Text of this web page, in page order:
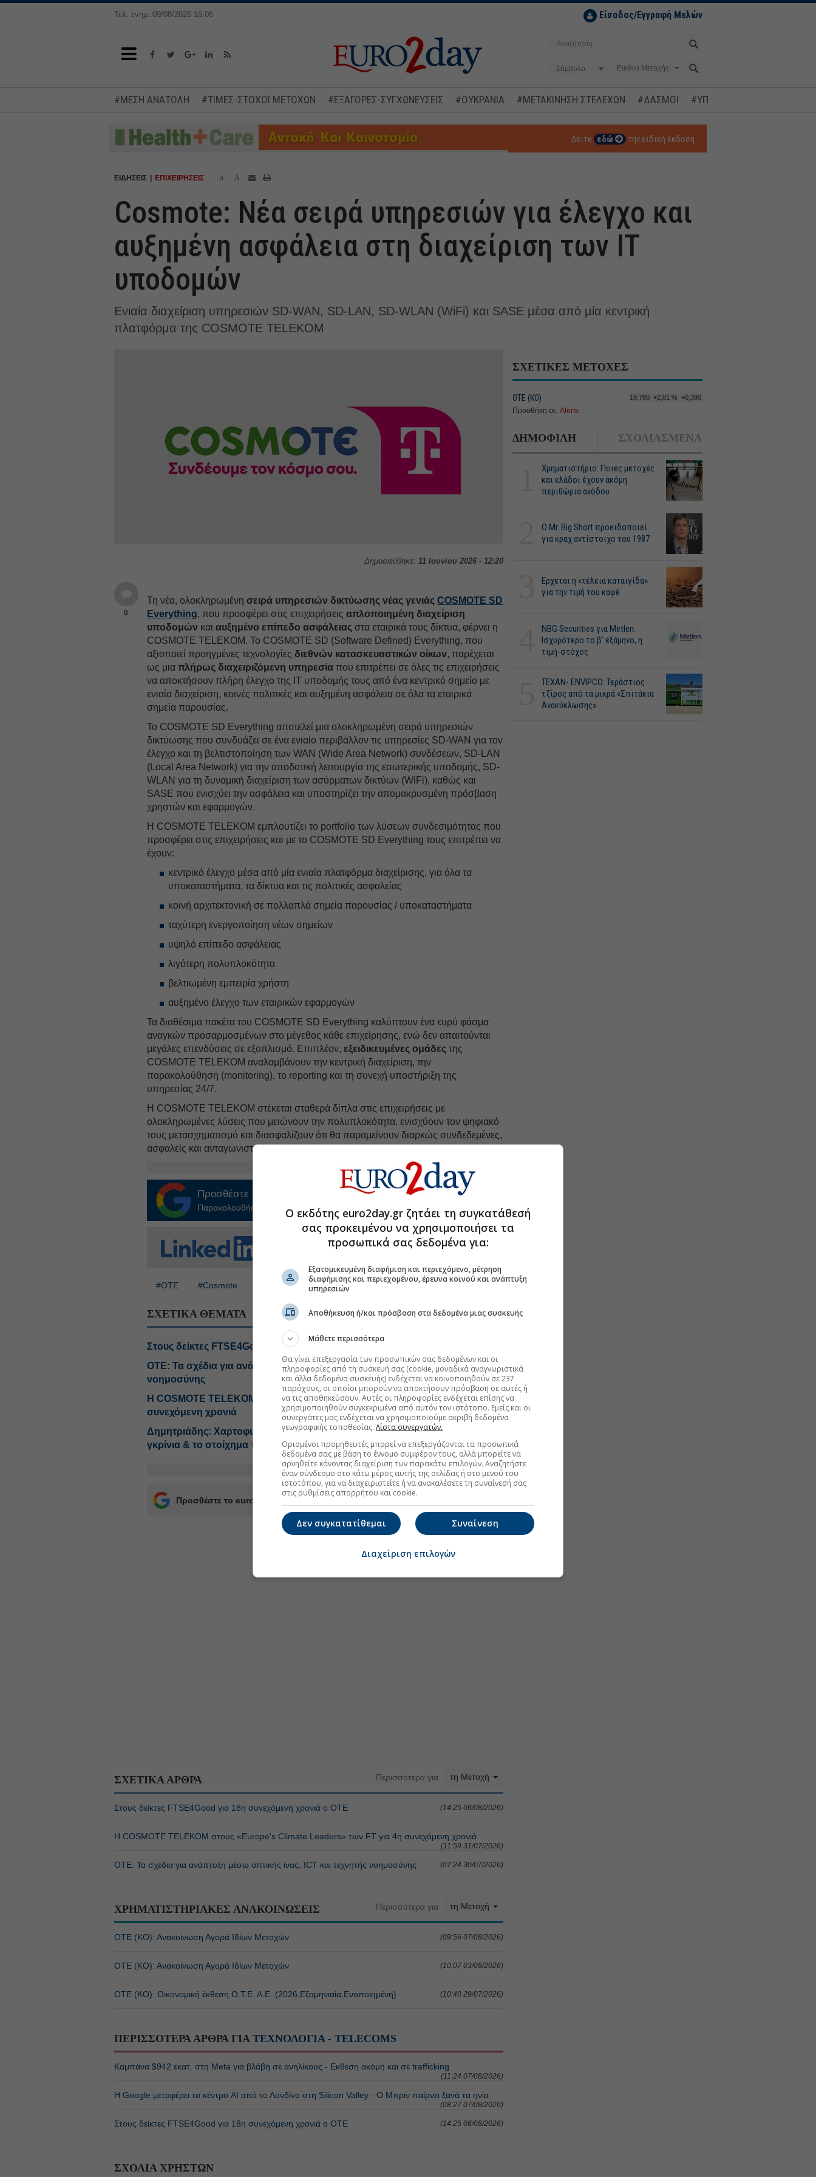
Τελ. ενημ.:09/08/2026 16:06 Είσοδος/Εγγραφή Μελών
Σύμβολο
#ΜΕΣΗ ΑΝΑΤΟΛΗ #ΤΙΜΕΣ-ΣΤΟΧΟΙ ΜΕΤΟΧΩΝ #ΕΞΑΓΟΡΕΣ-ΣΥΓΧΩΝΕΥΣΕΙΣ #ΟΥΚΡΑΝΙΑ #ΜΕΤΑΚΙΝΗΣΗ ΣΤΕΛΕΧΩΝ #ΔΑΣΜΟΙ #ΥΠΟΚΛΟΠΕΣ
Δείτε εδώ την ειδική έκδοση
ΕΙΔΗΣΕΙΣ ΕΠΙΧΕΙΡΗΣΕΙΣ a A
Cosmote: Νέα σειρά υπηρεσιών για έλεγχο και
αυξημένη ασφάλεια στη διαχείριση των ΙΤ
υποδομών
Ενιαία διαχείριση υπηρεσιών SD-WAN, SD-LAN, SD-WLAN (WiFi) και SASE μέσα από μία κεντρική
πλατφόρμα της COSMOTE TELEKOM
Δημοσιεύθηκε: 11 Ιουνίου 2026 - 12:20
0
Τη νέα, ολοκληρωμένησειρά υπηρεσιών δικτύωσης νέας γενιάς COSMOTE SD
Everything, που προσφέρει στις επιχειρήσειςαπλοποιημένη διαχείριση
υποδομών και αυξημένο επίπεδο ασφάλειαςστα εταιρικά τους δίκτυα, φέρνει η
COSMOTE TELEKOM. Το COSMOTE SD (Software Defined) Everything, που
αξιοποιεί προηγμένες τεχνολογίες διεθνών κατασκευαστικών οίκων, παρέχεται
ως μιαπλήρως διαχειριζόμενη υπηρεσίαπου επιτρέπει σε όλες τις επιχειρήσεις
να αποκτήσουν πλήρη έλεγχο της IT υποδομής τους από ένα κεντρικό σημείο με
ενιαία διαχείριση, κοινές πολιτικές και αυξημένη ασφάλεια σε όλα τα εταιρικά
σημεία παρουσίας.
Το COSMOTE SD Everything αποτελεί μια ολοκληρωμένη σειρά υπηρεσιών
δικτύωσης που συνδυάζει σε ένα ενιαίο περιβάλλον τις υπηρεσίες SD-WAN για τον
έλεγχο και τη βελτιστοποίηση των WAN (Wide Area Network) συνδέσεων, SD-LAN
(Local Area Network) για την αποδοτική λειτουργία της εσωτερικής υποδομής, SD-
WLAN για τη δυναμική διαχείριση των ασύρματων δικτύων (WiFi), καθώς και
SASE που ενισχύει την ασφάλεια και υποστηρίζει την απομακρυσμένη πρόσβαση
χρηστών και εφαρμογών.
Η COSMOTE TELEKOM εμπλουτίζει το portfolio των λύσεων συνδεσιμότητας που
προσφέρει στις επιχειρήσεις και με το COSMOTE SD Everything τους επιτρέπει να
έχουν:
κεντρικό έλεγχο μέσα από μία ενιαία πλατφόρμα διαχείρισης, για όλα τα
υποκαταστήματα, τα δίκτυα και τις πολιτικές ασφαλείας
κοινή αρχιτεκτονική σε πολλαπλά σημεία παρουσίας / υποκαταστήματα
ταχύτερη ενεργοποίηση νέων σημείων
υψηλό επίπεδο ασφάλειας
λιγότερη πολυπλοκότητα
βελτιωμένη εμπειρία χρήστη
αυξημένο έλεγχο των εταιρικών εφαρμογών
Τα διαθέσιμα πακέτα του COSMOTE SD Everything καλύπτουν ένα ευρύ φάσμα
αναγκών προσαρμοσμένων στο μέγεθος κάθε επιχείρησης, ενώ δεν απαιτούνται
μεγάλες επενδύσεις σε εξοπλισμό. Επιπλέον, εξειδικευμένες ομάδεςτης
COSMOTE TELEKOM αναλαμβάνουν την κεντρική διαχείριση, την
παρακολούθηση (monitoring), το reporting και τη συνεχή υποστήριξη της
υπηρεσίας 24/7.
Η COSMOTE TELEKOM στέκεται σταθερά δίπλα στις επιχειρήσεις με
ολοκληρωμένες λύσεις που μειώνουν την πολυπλοκότητα, ενισχύουν τον ψηφιακό
τους μετασχηματισμό και διασφαλίζουν ότι θα παραμείνουν διαρκώς συνδεδεμένες,
ασφαλείς και ανταγωνιστικές.
Προσθέστε το Google Discover!
Παρακολουθήστε τις εξελίξεις με την υπογραφη εγκυρότητας του Euro2day.gr
FOLLOW US
#ΟΤΕ #Cosmote
ΣΧΕΤΙΚΑ ΘΕΜΑΤΑ
Στους δείκτες FTSE4Good για 18η συνεχόμενη χρονιά ο ΟΤΕ
ΟΤΕ: Τα σχέδια για ανάπτυξη μέσω οπτικής ίνας, ICT και τεχνητής
νοημοσύνης
Η COSMOTE TELEKOM στους «Europe's Climate Leaders» των FT για 4η
συνεχόμενη χρονιά
Δημητριάδης: Χαρτοφυλάκιο... αγωγών με απόδοση μηδέν-AKTOR: Η
γκρίνια & το στοίχημα του 1 δισ.-Tips για ΕΤΕ ΕΥΡΩΒ
Προσθέστε το euro2day.gr στο Discover
ΣΧΕΤΙΚΕΣ ΜΕΤΟΧΕΣ
ΟΤΕ (ΚΟ) 19,780 +2,01 % +0,390
Προσθήκη σε: Alerts
ΔΗΜΟΦΙΛΗ ΣΧΟΛΙΑΣΜΕΝΑ
Χρηματιστήριο: Ποιες μετοχές
και κλάδοι έχουν ακόμη
περιθώρια ανόδου
O Mr. Big Short προειδοποιεί
για κραχ αντίστοιχο του 1987
Ερχεται η «τέλεια καταιγίδα»
για την τιμή του καφέ
NBG Securities για Metlen:
Ισχυρότερο το β' εξάμηνο, η
τιμή-στόχος
ΤΕΧΑΝ- ENVIPCO: Τεράστιος
τζίρος από τα μικρά «Σπιτάκια
Ανακύκλωσης»
ΣΧΕΤΙΚΑ ΑΡΘΡΑ Περισσότερα για τη Μετοχή
Στους δείκτες FTSE4Good για 18η συνεχόμενη χρονιά ο ΟΤΕ (14:25 06/08/2026)
Η COSMOTE TELEKOM στους «Europe's Climate Leaders» των FT για 4η συνεχόμενη χρονιά
(11:59 31/07/2026)
ΟΤΕ: Τα σχέδια για ανάπτυξη μέσω οπτικής ίνας, ICT και τεχνητής νοημοσύνης (07:24 30/07/2026)
ΧΡΗΜΑΤΙΣΤΗΡΙΑΚΕΣ ΑΝΑΚΟΙΝΩΣΕΙΣ Περισσότερα για τη Μετοχή
ΟΤΕ (ΚΟ): Ανακοίνωση Αγορά Ιδίων Μετοχών (09:56 07/08/2026)
ΟΤΕ (ΚΟ): Ανακοίνωση Αγορά Ιδίων Μετοχών (10:07 03/08/2026)
ΟΤΕ (ΚΟ): Οικονομική έκθεση Ο.Τ.Ε. Α.Ε. (2026,Εξαμηνιαία,Ενοποιημένη) (10:40 29/07/2026)
ΠΕΡΙΣΣΟΤΕΡΑ ΑΡΘΡΑ ΓΙΑ ΤΕΧΝΟΛΟΓΙΑ - TELECOMS
Καμπάνα $942 εκατ. στη Meta για βλάβη σε ανηλίκους - Εκθεση ακόμη και σε trafficking
(11:24 07/08/2026)
Η Google μεταφέρει το κέντρο AI από το Λονδίνο στη Silicon Valley - Ο Μπριν παίρνει ξανά τα ηνία
(08:27 07/08/2026)
Στους δείκτες FTSE4Good για 18η συνεχόμενη χρονιά ο ΟΤΕ (14:25 06/08/2026)
ΣΧΟΛΙΑ ΧΡΗΣΤΩΝ
Ο εκδότης euro2day.gr ζητάει τη συγκατάθεσή
σας προκειμένου να χρησιμοποιήσει τα
προσωπικά σας δεδομένα για:
Εξατομικευμένη διαφήμιση και περιεχόμενο, μέτρηση
διαφήμισης και περιεχομένου, έρευνα κοινού και ανάπτυξη
υπηρεσιών
Αποθήκευση ή/και πρόσβαση στα δεδομένα μιας συσκευής
Μάθετε περισσότερα
Θα γίνει επεξεργασία των προσωπικών σας δεδομένων και οι
πληροφορίες από τη συσκευή σας (cookie, μοναδικά αναγνωριστικά
και άλλα δεδομένα συσκευής) ενδέχεται να κοινοποιηθούν σε 237
παρόχους, οι οποίοι μπορούν να αποκτήσουν πρόσβαση σε αυτές ή
να τις αποθηκεύσουν. Αυτές οι πληροφορίες ενδέχεται επίσης να
χρησιμοποιηθούν συγκεκριμένα από αυτόν τον ιστότοπο. Εμείς και οι
συνεργάτες μας ενδέχεται να χρησιμοποιούμε ακριβή δεδομένα
γεωγραφικής τοποθεσίας. Λίστα συνεργατών.
Ορισμένοι προμηθευτές μπορεί να επεξεργάζονται τα προσωπικά
δεδομένα σας με βάση το έννομο συμφέρον τους, αλλά μπορείτε να
αρνηθείτε κάνοντας διαχείριση των παρακάτω επιλογών. Αναζητήστε
έναν σύνδεσμο στο κάτω μέρος αυτής της σελίδας ή στο μενού του
ιστοτόπου, για να διαχειριστείτε ή να ανακαλέσετε τη συναίνεσή σας
στις ρυθμίσεις απορρήτου και cookie.
Συναίνεση
Δεν συγκατατίθεμαι
Διαχείριση επιλογών